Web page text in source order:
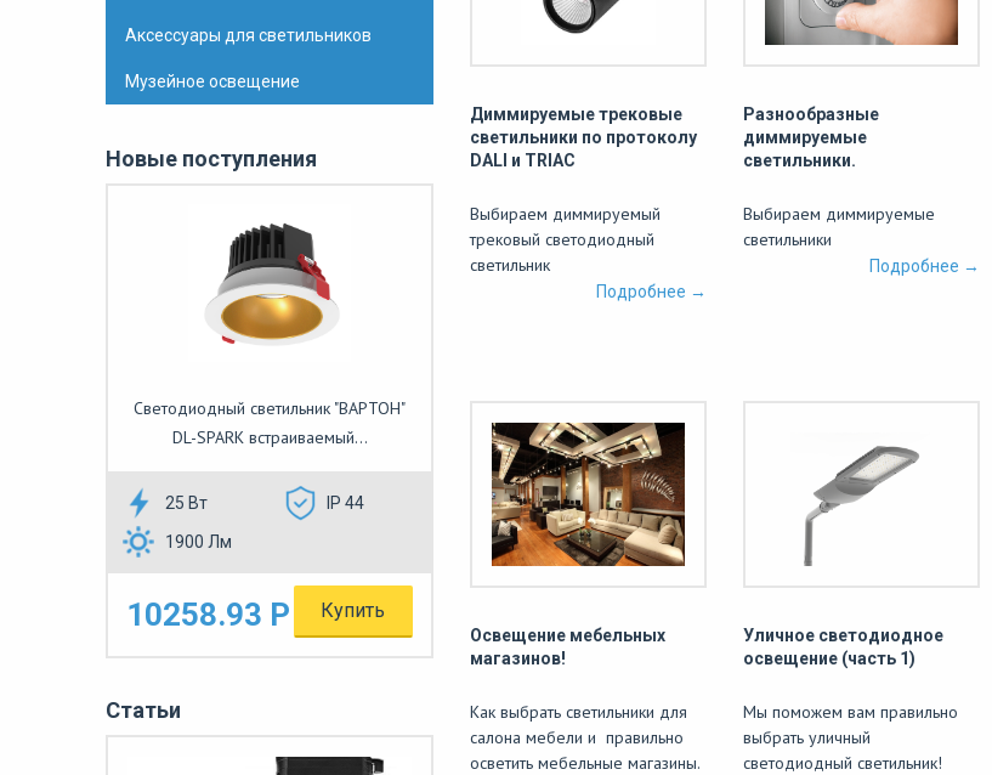
Аксессуары для светильников
Музейное освещение
Новые поступления
Светодиодный светильник "ВАРТОН"
DL-SPARK встраиваемый...
25 Вт
IP 44
1900 Лм
10258.93 Р Купить
Статьи
Диммируемые трековые
светильники по протоколу
DALI и TRIAC
Выбираем диммируемый
трековый светодиодный
светильник
Подробнее →
Разнообразные
диммируемые
светильники.
Выбираем диммируемые
светильники
Подробнее →
Освещение мебельных
магазинов!
Как выбрать светильники для
салона мебели и правильно
осветить мебельные магазины.
Уличное светодиодное
освещение (часть 1)
Мы поможем вам правильно
выбрать уличный
светодиодный светильник!